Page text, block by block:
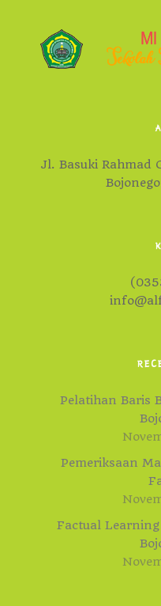
Jl. Basuki Rahmad
Pelatihan Baris
Pemeriksaan
Factual Learning